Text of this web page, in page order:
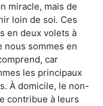
miracle, mais de
loin de soi. Ces
en deux volets à
nous sommes en
car
les principaux
À domicile, le non-
contribue à leurs